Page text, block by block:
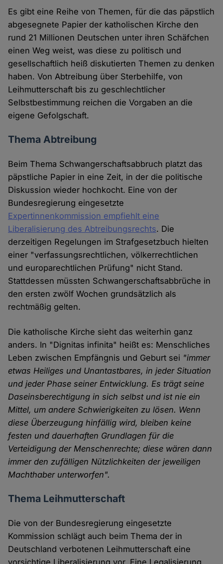
Es gibt eine Reihe von Themen, für die das päpstlich
abgesegnete Papier der katholischen Kirche den
rund 21 Millionen Deutschen unter ihren Schäfchen
einen Weg weist, was diese zu politisch und
gesellschaftlich heiß diskutierten Themen zu denken
haben. Von Abtreibung über Sterbehilfe, von
Leihmutterschaft bis zu geschlechtlicher
Selbstbestimmung reichen die Vorgaben an die
eigene Gefolgschaft.
Thema Abtreibung
Beim Thema Schwangerschaftsabbruch platzt das
päpstliche Papier in eine Zeit, in der die politische
Diskussion wieder hochkocht. Eine von der
Bundesregierung eingesetzte
Expertinnenkommission empfiehlt eine
Liberalisierung des Abtreibungsrechts. Die
derzeitigen Regelungen im Strafgesetzbuch hielten
einer "verfassungsrechtlichen, völkerrechtlichen
und europarechtlichen Prüfung" nicht Stand.
Stattdessen müssten Schwangerschaftsabbrüche in
den ersten zwölf Wochen grundsätzlich als
rechtmäßig gelten.
Die katholische Kirche sieht das weiterhin ganz
anders. In "Dignitas infinita" heißt es: Menschliches
Leben zwischen Empfängnis und Geburt sei "immer
etwas Heiliges und Unantastbares, in jeder Situation
und jeder Phase seiner Entwicklung. Es trägt seine
Daseinsberechtigung in sich selbst und ist nie ein
Mittel, um andere Schwierigkeiten zu lösen. Wenn
diese Überzeugung hinfällig wird, bleiben keine
festen und dauerhaften Grundlagen für die
Verteidigung der Menschenrechte; diese wären dann
immer den zufälligen Nützlichkeiten der jeweiligen
Machthaber unterworfen".
Thema Leihmutterschaft
Die von der Bundesregierung eingesetzte
Kommission schlägt auch beim Thema der in
Deutschland verbotenen Leihmutterschaft eine